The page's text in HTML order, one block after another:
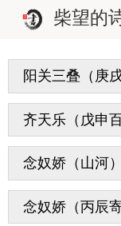
柴望的
阳关三叠（庚
齐天乐（戊申
念奴娇（山河）
念奴娇（丙辰